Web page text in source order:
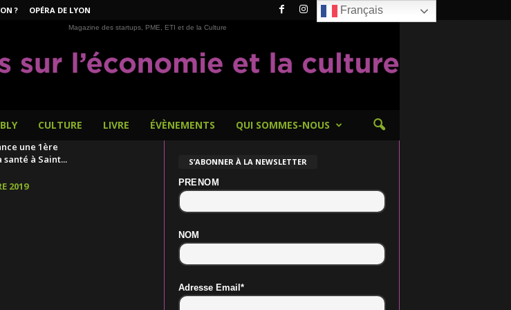
? OPÉRA DE LYON
Magazine des startups, PME, ETI et de la Culture
CULTURE LIVRE ÉVÈNEMENTS QUI SOMMES-NOUS
une 1ère
à Saint...
2019
S’ABONNER À LA NEWSLETTER
PRENOM
NOM
Adresse Email*
Français